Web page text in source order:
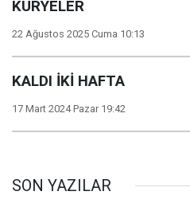
KURYELER
22 Ağustos 2025 Cuma 10:13
KALDI İKİ HAFTA
17 Mart 2024 Pazar 19:42
SON YAZILAR